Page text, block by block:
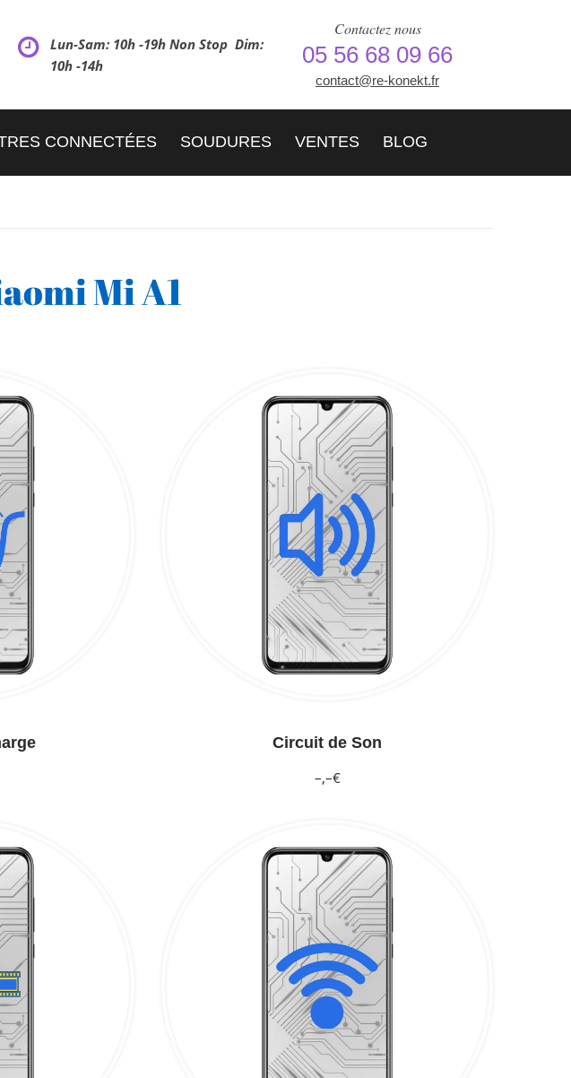
Lun-Sam: 10h -19h Non Stop Dim:
10h -14h
Contactez nous
05 56 68 09 66
contact@re-konekt.fr
CONNECTÉES SOUDURES VENTES BLOG
Mi A1
Circuit de Son
–,–€